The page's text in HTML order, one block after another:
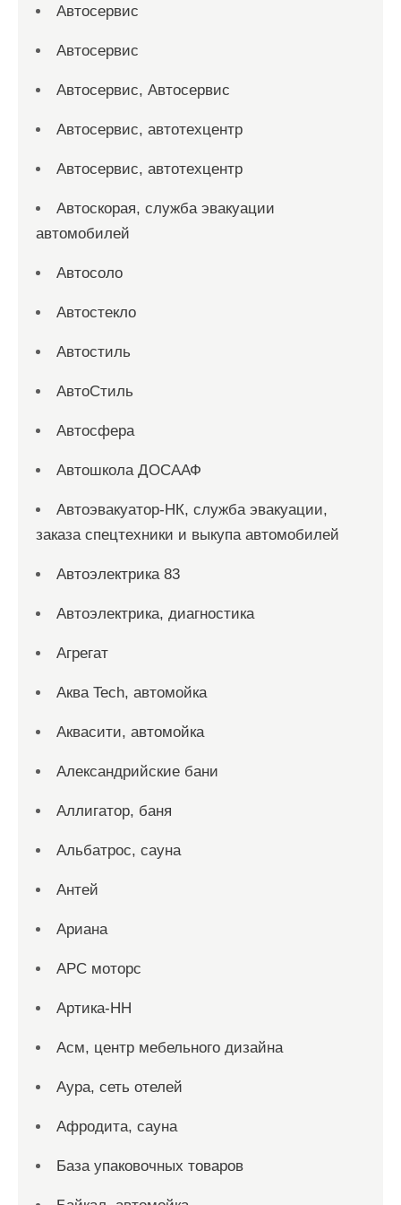
Автосервис
Автосервис
Автосервис, Автосервис
Автосервис, автотехцентр
Автосервис, автотехцентр
Автоскорая, служба эвакуации
автомобилей
Автосоло
Автостекло
Автостиль
АвтоСтиль
Автосфера
Автошкола ДОСААФ
Автоэвакуатор-НК, служба эвакуации,
заказа спецтехники и выкупа автомобилей
Автоэлектрика 83
Автоэлектрика, диагностика
Агрегат
Аква Tech, автомойка
Аквасити, автомойка
Александрийские бани
Аллигатор, баня
Альбатрос, сауна
Антей
Ариана
АРС моторс
Артика-НН
Асм, центр мебельного дизайна
Аура, сеть отелей
Афродита, сауна
База упаковочных товаров